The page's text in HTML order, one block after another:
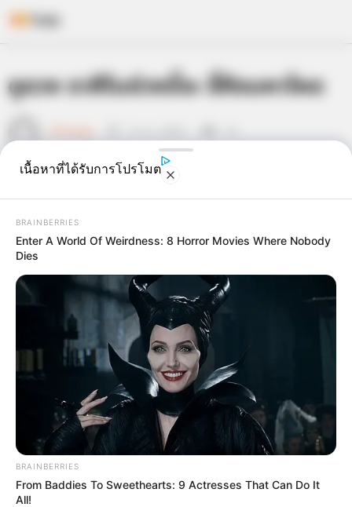
to
content
ดูดวง ราศีในช่วงนี้จะ ขี้หึงมหาโหด
ราศีใดในช่วงนี้จะ ขี้หึงมหาโหด
12 ราศีนั้น จะเป็นราศีของคุณหรือเปล่า ทาง
Horoscope.Mthai.comได้นำข้อมูลมาฝากกันแล้วครับ
เนื้อหาที่ได้รับการโปรโมต
BRAINBERRIES
Enter A World Of Weirdness: 8 Horror Movies Where Nobody
Dies
BRAINBERRIES
From Baddies To Sweethearts: 9 Actresses That Can Do It
All!